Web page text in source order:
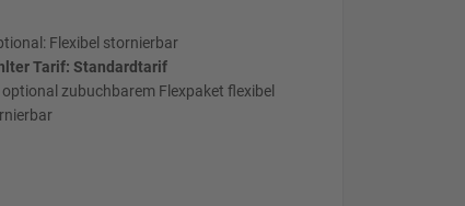
Flexibel stornierbar
Tarif: Standardtarif
zubuchbarem Flexpaket flexibel